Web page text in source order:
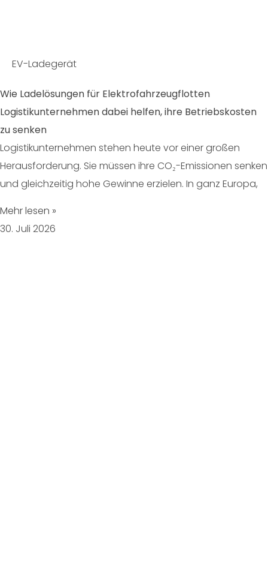
EV-Ladegerät
Wie Ladelösungen für Elektrofahrzeugflotten
Logistikunternehmen dabei helfen, ihre Betriebskosten
zu senken
Logistikunternehmen stehen heute vor einer großen
Herausforderung. Sie müssen ihre CO₂-Emissionen senken
und gleichzeitig hohe Gewinne erzielen. In ganz Europa,
Mehr lesen »
30. Juli 2026